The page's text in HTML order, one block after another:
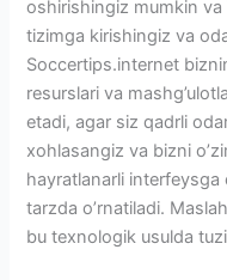
oshirishingiz mumkin
tizimga kirishingiz va
Soccertips.internet
resurslari va
etadi, agar siz qadrli
xohlasangiz va bizni
hayratlanarli interfeysga
tarzda o’rnatiladi.
bu texnologik usulda